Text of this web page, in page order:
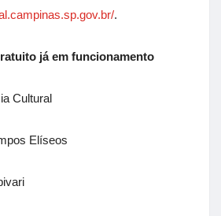
.
já em funcionamento
Cultural
Elíseos